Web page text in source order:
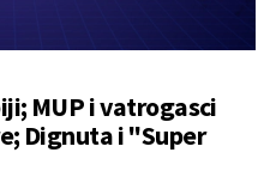
MUP i vatrogasci
Dignuta i "Super